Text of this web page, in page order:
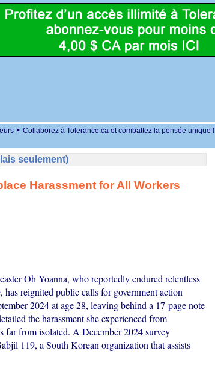
• Collaborez à Tolerance.ca et combattez la pensée unique !
seulement)
Harassment for All Workers
Oh Yoanna, who reportedly endured relentless
reignited public calls for government action
2024 at age 28, leaving behind a 17-page note
the harassment she experienced from
far from isolated. A December 2024 survey
119, a South Korean organization that assists